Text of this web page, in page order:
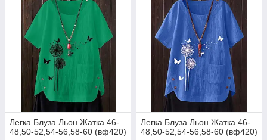
Легка Блуза Льон Жатка 46-
48,50-52,54-56,58-60 (вф420)
Легка Блуза Льон Жатка 46-
48,50-52,54-56,58-60 (вф420)